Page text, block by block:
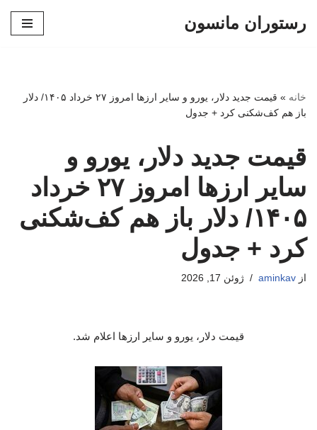
رستوران مانسون
خانه »
قیمت جدید دلار، یورو و سایر ارزها امروز ۲۷ خرداد ۱۴۰۵/ دلار
باز هم کف‌شکنی کرد + جدول
قیمت جدید دلار، یورو و
سایر ارزها امروز ۲۷ خرداد
۱۴۰۵/ دلار باز هم کف‌شکنی
کرد + جدول
از aminkav ژوئن 17, 2026
قیمت دلار، یورو و سایر ارزها اعلام شد.